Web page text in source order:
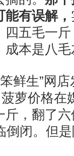
有误解，
五毛一
成本是八
生”网店
萝价格在
，翻了
倒闭。但